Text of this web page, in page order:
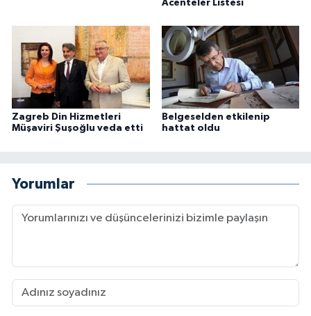
Acenteler Listesi
Zagreb Din Hizmetleri
Müşaviri Şuşoğlu veda etti
Belgeselden etkilenip
hattat oldu
Yorumlar
Konya Müftülüğü
Kütahya Müftülüğü
Malatya Müftülüğü
Manisa Müftülüğü
Mersin Müftülüğü